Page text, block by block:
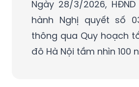
TP xem xét, ban hành
thông qua Quy hoạch.
Ngày 28/3/2026,
hành Nghị quyết số